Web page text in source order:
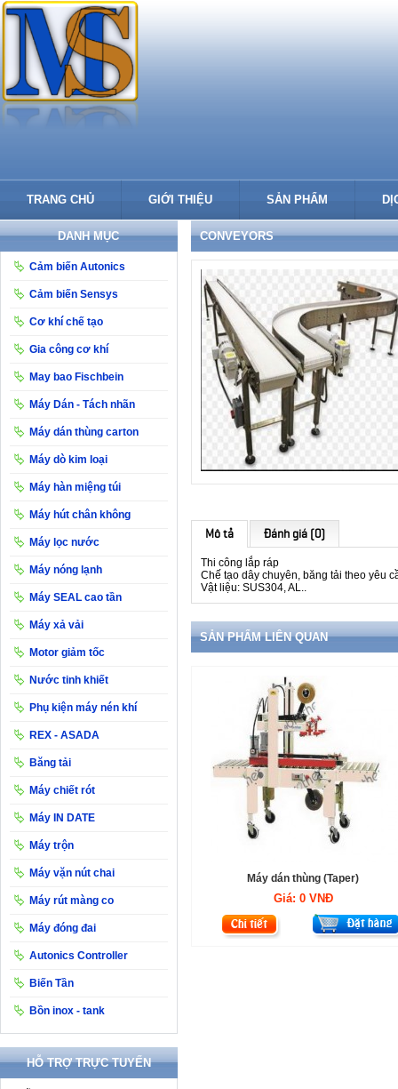
TRANG CHỦ GIỚI THIỆU SẢN PHẨM
DANH MỤC
Cảm biến Autonics
Cảm biến Sensys
Cơ khí chế tạo
Gia công cơ khí
May bao Fischbein
Máy Dán - Tách nhãn
Máy dán thùng carton
Máy dò kim loại
Máy hàn miệng túi
Máy hút chân không
Máy lọc nước
Máy nóng lạnh
Máy SEAL cao tần
Máy xả vải
Motor giảm tốc
Nước tinh khiết
Phụ kiện máy nén khí
REX - ASADA
Băng tải
Máy chiết rót
Máy IN DATE
Máy trộn
Máy vặn nút chai
Máy rút màng co
Máy đóng đai
Autonics Controller
Biến Tần
Bồn inox - tank
HỖ TRỢ TRỰC TUYẾN
CONVEYORS
Mô tả Đánh giá (0)
Thi công lắp ráp
Chế tạo dây chuyên, băng tải theo yêu
Vật liệu: SUS304, AL..
SẢN PHẨM LIÊN QUAN
Máy dán thùng (Taper)
Giá: 0 VNĐ